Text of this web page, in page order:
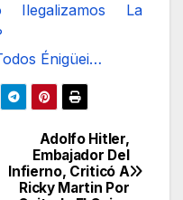
La
Énigüei…
Adolfo Hitler,
Embajador Del
Infierno, Criticó A
Ricky Martin Por